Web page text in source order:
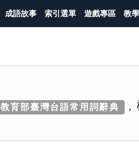
成語故事 索引選單 遊戲專區 教
教育部臺灣台語常用詞辭典 ,